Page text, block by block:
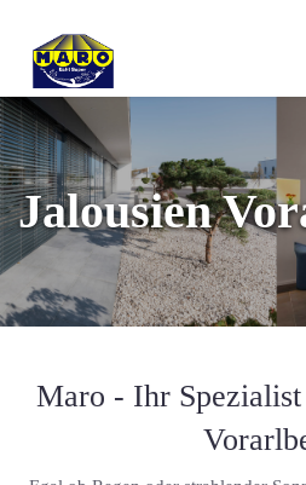
Jalousien
Maro - Ihr